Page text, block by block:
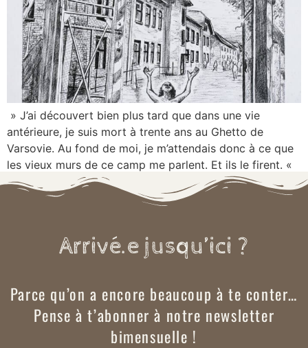
» J’ai découvert bien plus tard que dans une vie
antérieure, je suis mort à trente ans au Ghetto de
Varsovie. Au fond de moi, je m’attendais donc à ce que
les vieux murs de ce camp me parlent. Et ils le firent. «
Arrivé.e jusqu’ici ?
Parce qu’on a encore beaucoup à te conter…
Pense à t’abonner à notre newsletter
bimensuelle !